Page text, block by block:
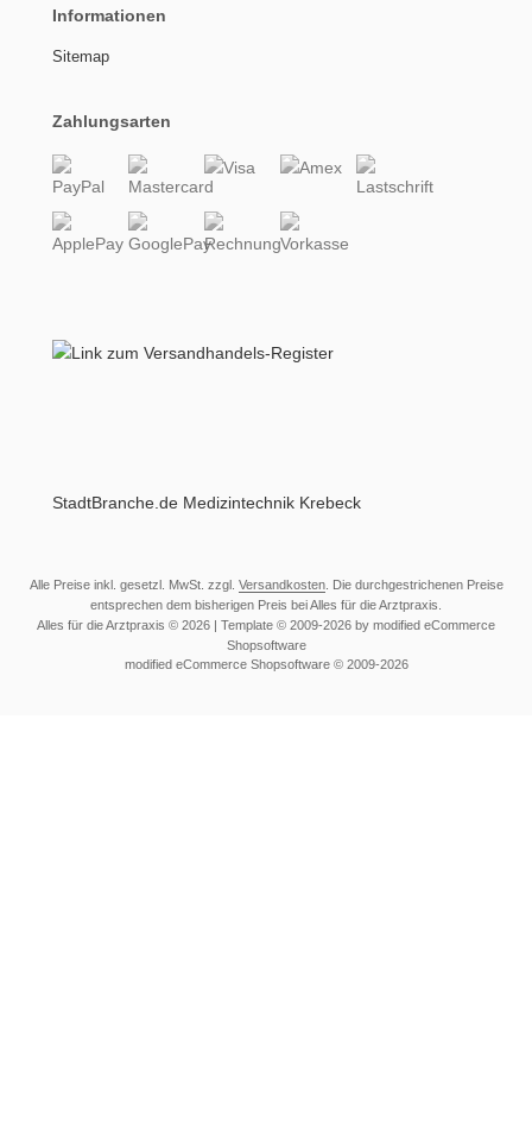
Informationen
Sitemap
Zahlungsarten
StadtBranche.de Medizintechnik Krebeck
Alle Preise inkl. gesetzl. MwSt. zzgl. Versandkosten. Die durchgestrichenen Preise
entsprechen dem bisherigen Preis bei Alles für die Arztpraxis.
Alles für die Arztpraxis © 2026 | Template © 2009-2026 by modified eCommerce
Shopsoftware
modified eCommerce Shopsoftware © 2009-2026